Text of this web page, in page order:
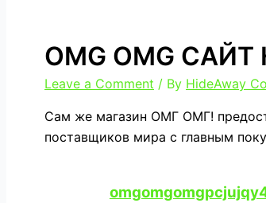
OMG OMG
Leave a Comment / By HideAway
Сам же магазин ОМГ ОМГ!
поставщиков мира с главным